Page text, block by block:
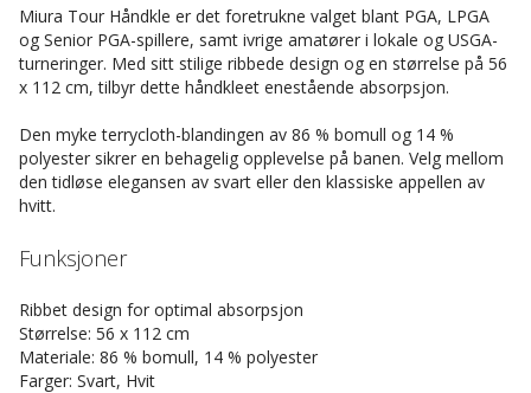
Miura Tour Håndkle er det foretrukne valget blant PGA, LPGA
og Senior PGA-spillere, samt ivrige amatører i lokale og USGA-
turneringer. Med sitt stilige ribbede design og en størrelse på 56
x 112 cm, tilbyr dette håndkleet enestående absorpsjon.
Den myke terrycloth-blandingen av 86 % bomull og 14 %
polyester sikrer en behagelig opplevelse på banen. Velg mellom
den tidløse elegansen av svart eller den klassiske appellen av
hvitt.
Funksjoner
Ribbet design for optimal absorpsjon
Størrelse: 56 x 112 cm
Materiale: 86 % bomull, 14 % polyester
Farger: Svart, Hvit